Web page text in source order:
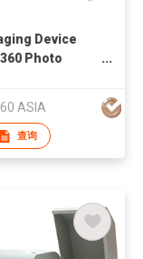
Device
Photo
ASIA
查询